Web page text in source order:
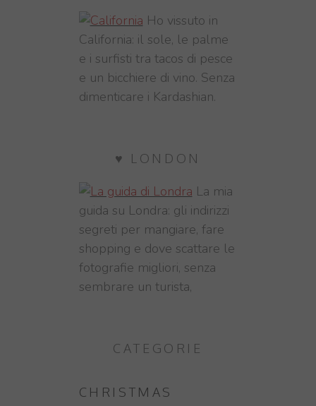
Ho vissuto in
California: il sole, le palme
e i surfisti tra tacos di pesce
e un bicchiere di vino. Senza
dimenticare i Kardashian.
♥ LONDON
La mia
guida su Londra: gli indirizzi
segreti per mangiare, fare
shopping e dove scattare le
fotografie migliori, senza
sembrare un turista,
CATEGORIE
CHRISTMAS